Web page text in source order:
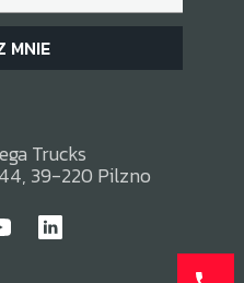
MNIE
Trucks
39-220 Pilzno